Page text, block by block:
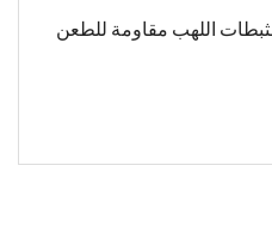
اللهب مقاومة للطعن